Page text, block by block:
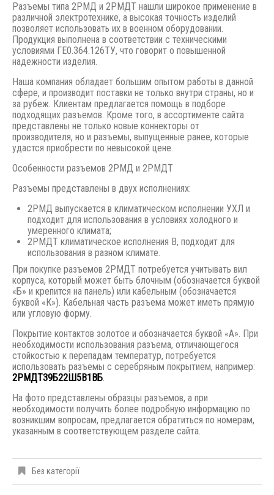
Разъемы типа 2РМД и 2РМДТ нашли широкое применение в
различной электротехнике, а высокая точность изделий
позволяет использовать их в военном оборудовании.
Продукция выполнена в соответствии с техническими
условиями ГЕ0.364.126ТУ, что говорит о повышенной
надежности изделия.
Наша компания обладает большим опытом работы в данной
сфере, и производит поставки не только внутри страны, но и
за рубеж. Клиентам предлагается помощь в подборе
подходящих разъемов. Кроме того, в ассортименте сайта
представлены не только новые коннекторы от
производителя, но и разъемы, выпущенные ранее, которые
удастся приобрести по невысокой цене.
Особенности разъемов 2РМД и 2РМДТ
Разъемы представлены в двух исполнениях:
2РМД выпускается в климатическом исполнении УХЛ и
подходит для использования в условиях холодного и
умеренного климата;
2РМДТ климатическое исполнения В, подходит для
использования в разном климате.
При покупке разъемов 2РМДТ потребуется учитывать вил
корпуса, который может быть блочным (обозначается буквой
«Б» и крепится на панель) или кабельным (обозначается
буквой «К»). Кабельная часть разъема может иметь прямую
или угловую форму.
Покрытие контактов золотое и обозначается буквой «А». При
необходимости использования разъема, отличающегося
стойкостью к перепадам температур, потребуется
использовать разъемы с серебряным покрытием, например:
2РМДТ39Б22Ш5В1ВБ.
На фото представлены образцы разъемов, а при
необходимости получить более подробную информацию по
возникшим вопросам, предлагается обратиться по номерам,
указанным в соответствующем разделе сайта.
Без категорії